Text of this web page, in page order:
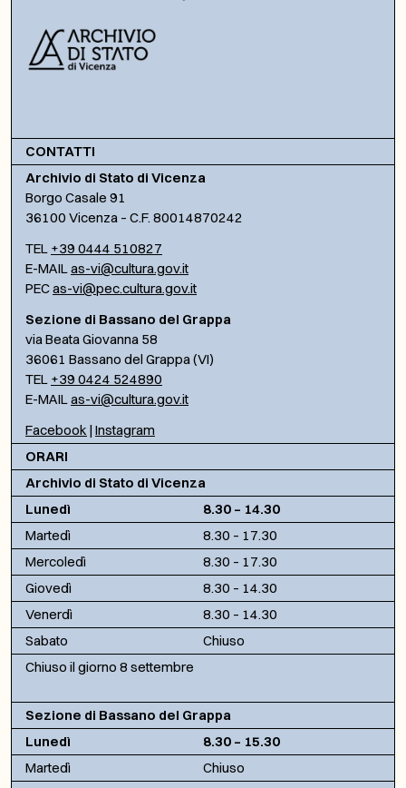
CONTATTI
Archivio di Stato di Vicenza
Borgo Casale 91
36100 Vicenza – C.F. 80014870242
TEL +39 0444 510827
E-MAILas-vi@cultura.gov.it
PECas-vi@pec.cultura.gov.it
Sezione di Bassano del Grappa
via Beata Giovanna 58
36061 Bassano del Grappa (VI)
TEL +39 0424 524890
E-MAILas-vi@cultura.gov.it
Facebook | Instagram
ORARI
Archivio di Stato di Vicenza
Lunedì
8.30 – 14.30
Martedì
8.30 – 17.30
Mercoledì
8.30 – 17.30
Giovedì
8.30 – 14.30
Venerdì
8.30 – 14.30
Sabato
Chiuso
Chiuso il giorno 8 settembre
Sezione di Bassano del Grappa
Lunedì
8.30 – 15.30
Martedì
Chiuso